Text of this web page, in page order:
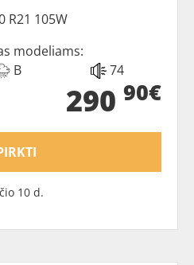
R21 105W
modeliams:
B 74
290 90€
10 d.